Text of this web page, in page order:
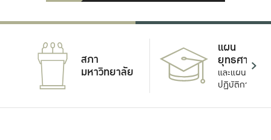
สภา
มหาวิทยาลัย
แผน
ยุทธศาสตร์
และแผน
ปฏิบัติการ